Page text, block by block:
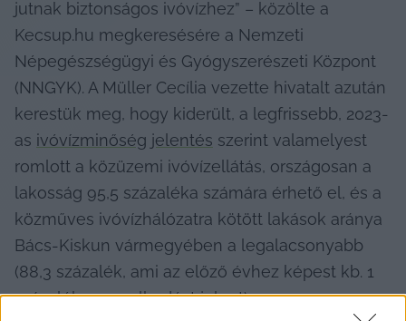
jutnak biztonságos ivóvízhez” – közölte a
Kecsup.hu megkeresésére a Nemzeti
Népegészségügyi és Gyógyszerészeti Központ
(NNGYK). A Müller Cecília vezette hivatalt azután
kerestük meg, hogy kiderült, a legfrissebb, 2023-
as ivóvízminőség jelentés szerint valamelyest
romlott a közüzemi ivóvízellátás, országosan a
lakosság 95,5 százaléka számára érhető el, és a
közműves ivóvízhálózatra kötött lakások aránya
Bács-Kiskun vármegyében a legalacsonyabb
(88,3 százalék, ami az előző évhez képest kb. 1
százalékos emelkedést jelent).